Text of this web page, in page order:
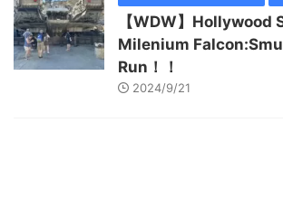
【WDW】
Milenium
Run！！
2024/9/21